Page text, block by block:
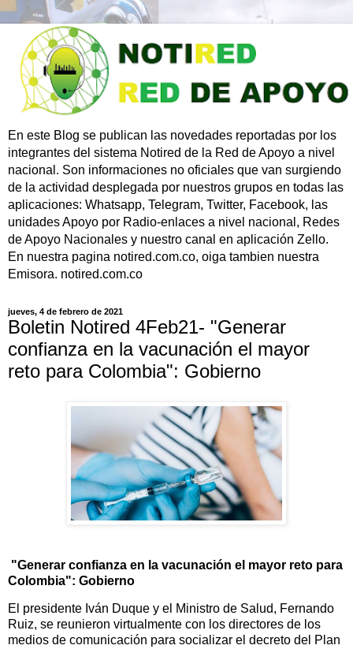
En este Blog se publican las novedades reportadas por los
integrantes del sistema Notired de la Red de Apoyo a nivel
nacional. Son informaciones no oficiales que van surgiendo
de la actividad desplegada por nuestros grupos en todas las
aplicaciones: Whatsapp, Telegram, Twitter, Facebook, las
unidades Apoyo por Radio-enlaces a nivel nacional, Redes
de Apoyo Nacionales y nuestro canal en aplicación Zello.
En nuestra pagina notired.com.co, oiga tambien nuestra
Emisora. notired.com.co
jueves, 4 de febrero de 2021
Boletin Notired 4Feb21- "Generar
confianza en la vacunación el mayor
reto para Colombia": Gobierno
"Generar confianza en la vacunación el mayor reto para
Colombia": Gobierno
El presidente Iván Duque y el Ministro de Salud, Fernando
Ruiz, se reunieron virtualmente con los directores de los
medios de comunicación para socializar el decreto del Plan